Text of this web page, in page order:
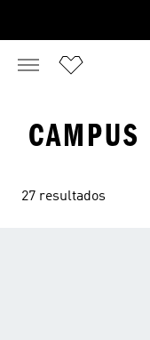
27 resultados